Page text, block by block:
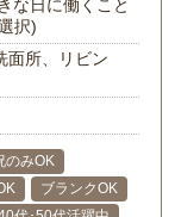
な日に働くこと
択)
面所、リビン
のみOK
ブランクOK